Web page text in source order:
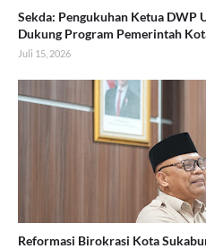
Sekda: Pengukuhan Ketua DWP
Dukung Program Pemerintah
Juli 15, 2026
Reformasi Birokrasi Kota